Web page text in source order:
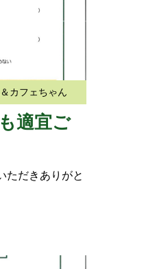
カフェちゃん
適宜ご
ただきありがと